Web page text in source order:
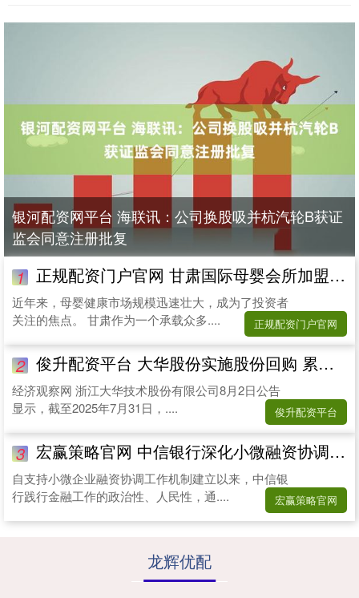
银河配资网平台 海联讯：公司换股吸并杭汽轮B获证
监会同意注册批复
1 正规配资门户官网 甘肃国际母婴会所加盟哪家便宜？东方幸福国际母婴会所
近年来，母婴健康市场规模迅速壮大，成为了投资者
关注的焦点。 甘肃作为一个承载众多....
正规配资门户官网
2 俊升配资平台 大华股份实施股份回购 累计回购665万股耗资1.03亿元
经济观察网 浙江大华技术股份有限公司8月2日公告
显示，截至2025年7月31日，....
俊升配资平台
3 宏赢策略官网 中信银行深化小微融资协调机制， 以金融活水润泽实体经济
自支持小微企业融资协调工作机制建立以来，中信银
行践行金融工作的政治性、人民性，通....
宏赢策略官网
龙辉优配